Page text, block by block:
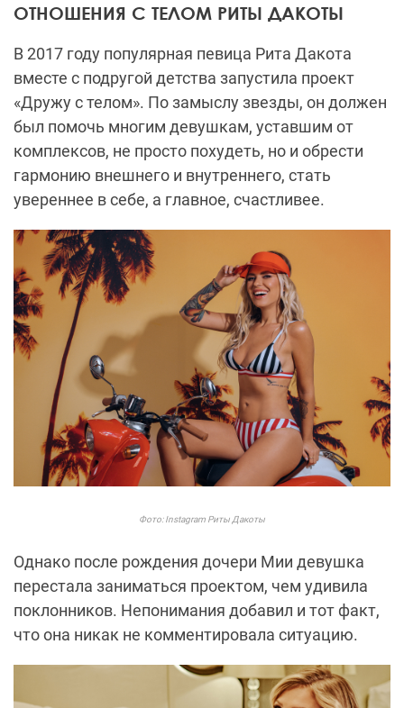
ОТНОШЕНИЯ С ТЕЛОМ РИТЫ ДАКОТЫ
В 2017 году популярная певица Рита Дакота
вместе с подругой детства запустила проект
«Дружу с телом». По замыслу звезды, он должен
был помочь многим девушкам, уставшим от
комплексов, не просто похудеть, но и обрести
гармонию внешнего и внутреннего, стать
увереннее в себе, а главное, счастливее.
Фото: Instagram Риты Дакоты
Однако после рождения дочери Мии девушка
перестала заниматься проектом, чем удивила
поклонников. Непонимания добавил и тот факт,
что она никак не комментировала ситуацию.